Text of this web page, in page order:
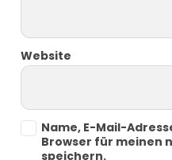
Website
Name, E-Mail-
Browser für meinen
speichern.